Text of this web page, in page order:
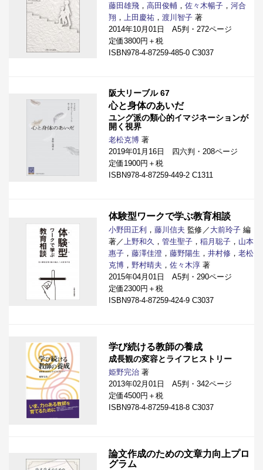
藤田雄飛 ， 高田俊輔 ， 佐々木暢子 ， 河合
翔 ， 上田慶祐 ， 渡川智子 著
2014年10月01日 A5判・272ページ
定価3800円＋税
ISBN978-4-87259-485-0 C3037
阪大リーブル 67
心と身体のあいだ
ユング派の類心的イマジネーションが
開く視界
老松克博 著
2019年01月16日 四六判・208ページ
定価1900円＋税
ISBN978-4-87259-449-2 C1311
体験型ワークで学ぶ教育相談
小野田正利 ， 藤川信夫 監修／ 大前玲子 編
著／ 上野和久 ， 管生聖子 ， 稲月聡子 ， 山本
惠子 ， 藤澤佳澄 ， 藤野陽生 ， 井村修 ， 老松
克博 ， 野村晴夫 ， 佐々木淳 著
2015年04月01日 A5判・290ページ
定価2300円＋税
ISBN978-4-87259-424-9 C3037
学び続ける教師の養成
成長観の変容とライフヒストリー
姫野完治 著
2013年02月01日 A5判・342ページ
定価4500円＋税
ISBN978-4-87259-418-8 C3037
論文作成のための文章力向上プロ
グラム